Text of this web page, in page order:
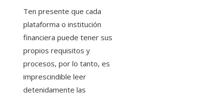
Ten presente que cada
plataforma o institución
financiera puede tener sus
propios requisitos y
procesos, por lo tanto, es
imprescindible leer
detenidamente las